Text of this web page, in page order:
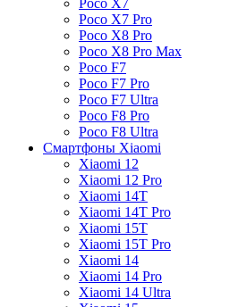
Poco X7
Poco X7 Pro
Poco X8 Pro
Poco X8 Pro Max
Poco F7
Poco F7 Pro
Poco F7 Ultra
Poco F8 Pro
Poco F8 Ultra
Смартфоны Xiaomi
Xiaomi 12
Xiaomi 12 Pro
Xiaomi 14T
Xiaomi 14T Pro
Xiaomi 15T
Xiaomi 15T Pro
Xiaomi 14
Xiaomi 14 Pro
Xiaomi 14 Ultra